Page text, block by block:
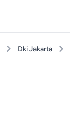
Dki Jakarta